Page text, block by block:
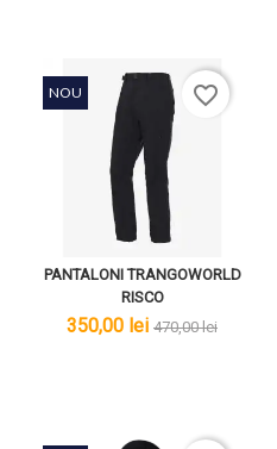
PANTALONI TRANGOWORLD
RISCO
lei
350,00 lei lei
470,00 lei
NOU favorite_border